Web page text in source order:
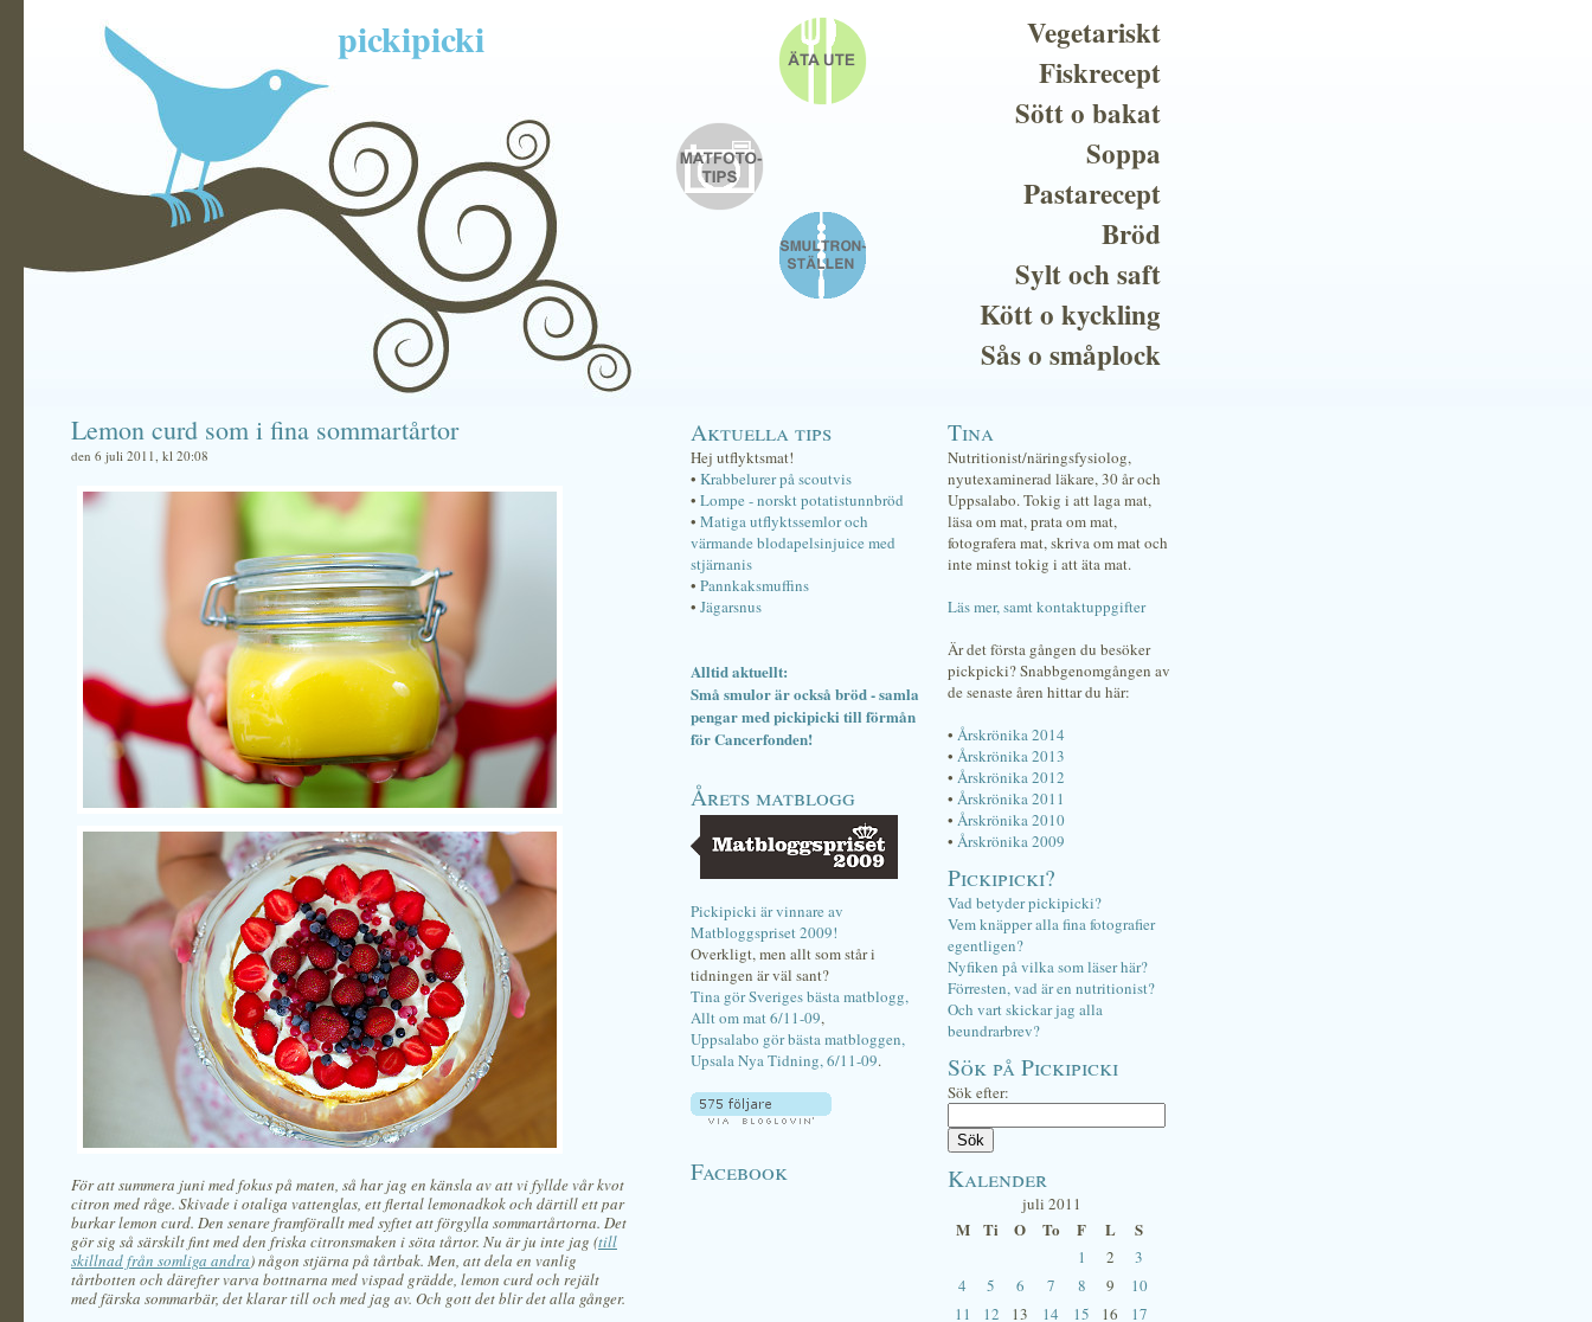
pickipicki
Vegetariskt
Fiskrecept
Sött o bakat
Soppa
Pastarecept
Bröd
Sylt och saft
Kött o kyckling
Sås o småplock
Lemon curd som i fina sommartårtor
den 6 juli 2011, kl 20:08
För att summera juni med fokus på maten, så har jag en känsla av att vi fyllde vår kvot
citron med råge. Skivade i otaliga vattenglas, ett flertal lemonadkok och därtill ett par
burkar lemon curd. Den senare framförallt med syftet att förgylla sommartårtorna. Det
gör sig så särskilt fint med den friska citronsmaken i söta tårtor. Nu är ju inte jag (till
skillnad från somliga andra) någon stjärna på tårtbak. Men, att dela en vanlig
tårtbotten och därefter varva bottnarna med vispad grädde, lemon curd och rejält
med färska sommarbär, det klarar till och med jag av. Och gott det blir det alla gånger.
Aktuella tips
Hej utflyktsmat!
• Krabbelurer på scoutvis
• Lompe - norskt potatistunnbröd
• Matiga utflyktssemlor och
värmande blodapelsinjuice med
stjärnanis
• Pannkaksmuffins
• Jägarsnus
Alltid aktuellt:
Små smulor är också bröd - samla
pengar med pickipicki till förmån
för Cancerfonden!
Årets matblogg
Pickipicki är vinnare av
Matbloggspriset 2009!
Overkligt, men allt som står i
tidningen är väl sant?
Tina gör Sveriges bästa matblogg,
Allt om mat 6/11-09,
Uppsalabo gör bästa matbloggen,
Upsala Nya Tidning, 6/11-09.
Facebook
Tina
Nutritionist/näringsfysiolog,
nyutexaminerad läkare, 30 år och
Uppsalabo. Tokig i att laga mat,
läsa om mat, prata om mat,
fotografera mat, skriva om mat och
inte minst tokig i att äta mat.
Läs mer, samt kontaktuppgifter
Är det första gången du besöker
pickpicki? Snabbgenomgången av
de senaste åren hittar du här:
• Årskrönika 2014
• Årskrönika 2013
• Årskrönika 2012
• Årskrönika 2011
• Årskrönika 2010
• Årskrönika 2009
Pickipicki?
Vad betyder pickipicki?
Vem knäpper alla fina fotografier
egentligen?
Nyfiken på vilka som läser här?
Förresten, vad är en nutritionist?
Och vart skickar jag alla
beundrarbrev?
Sök på Pickipicki
Sök efter:
Kalender
juli 2011
M Ti O To F L S
1 2
3
4
5 6 7 8 9
10
11
12 13 14 15 16
17